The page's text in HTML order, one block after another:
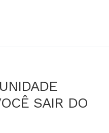
SAIR DO